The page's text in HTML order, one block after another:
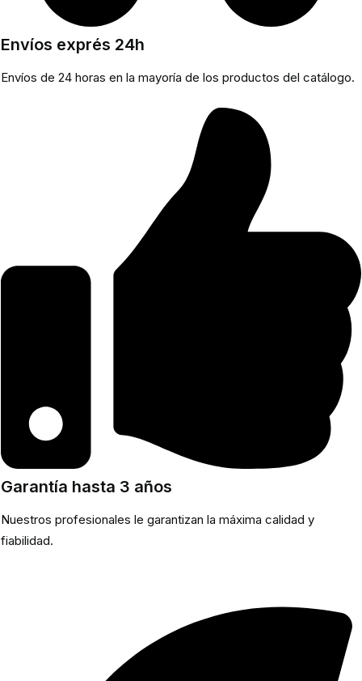
Envíos exprés 24h
Envíos de 24 horas en la mayoría de los productos del catálogo.
Garantía hasta 3 años
Nuestros profesionales le garantizan la máxima calidad y
fiabilidad.